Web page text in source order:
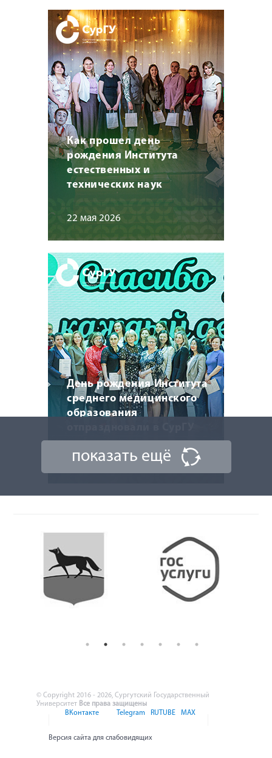
Как прошел день
рождения Института
естественных и
технических наук
22 мая 2026
День рождения Института
среднего медицинского
образования
22 мая 2026
показать ещё
© Copyright 2016 - 2026, Сургутский Государственный
Университет Все права защищены
ВКонтакте
Telegram RUTUBE MAX
Версия сайта для слабовидящих